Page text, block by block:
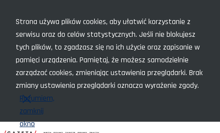
Strona używa plików cookies, aby ułatwić korzystanie z
serwisu oraz do celów statystycznych. Jeśli nie blokujesz
tych plików, to zgadzasz się na ich użycie oraz zapisanie w
pamięci urządzenia. Pamiętaj, że możesz samodzielnie
zarządzać cookies, zmieniając ustawienia przeglądarki. Brak
zmiany ustawienia przeglądarki oznacza wyrażenie zgody.
Rozumiem,
zamknij
okno